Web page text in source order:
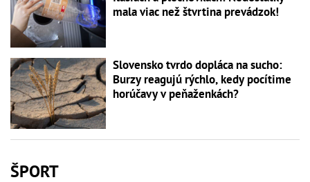
mala viac než štvrtina prevádzok!
Slovensko tvrdo dopláca na sucho:
Burzy reagujú rýchlo, kedy pocítime
horúčavy v peňaženkách?
ŠPORT